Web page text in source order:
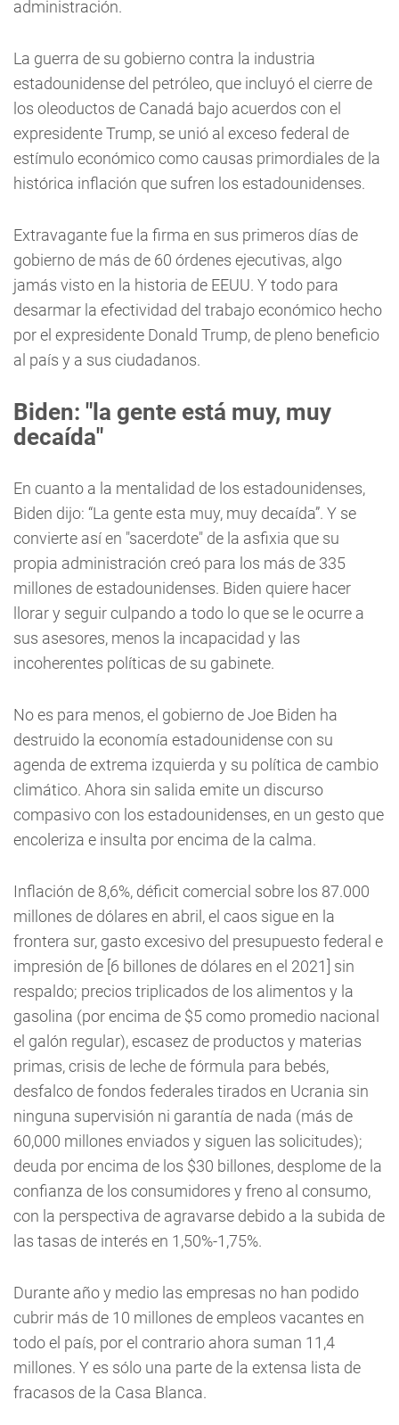
administración.
La guerra de su gobierno contra la industria
estadounidense del petróleo, que incluyó el cierre de
los oleoductos de Canadá bajo acuerdos con el
expresidente Trump, se unió al exceso federal de
estímulo económico como causas primordiales de la
histórica inflación que sufren los estadounidenses.
Extravagante fue la firma en sus primeros días de
gobierno de más de 60 órdenes ejecutivas, algo
jamás visto en la historia de EEUU. Y todo para
desarmar la efectividad del trabajo económico hecho
por el expresidente Donald Trump, de pleno beneficio
al país y a sus ciudadanos.
Biden: "la gente está muy, muy
decaída"
En cuanto a la mentalidad de los estadounidenses,
Biden dijo: “La gente esta muy, muy decaída”. Y se
convierte así en "sacerdote" de la asfixia que su
propia administración creó para los más de 335
millones de estadounidenses. Biden quiere hacer
llorar y seguir culpando a todo lo que se le ocurre a
sus asesores, menos la incapacidad y las
incoherentes políticas de su gabinete.
No es para menos, el gobierno de Joe Biden ha
destruido la economía estadounidense con su
agenda de extrema izquierda y su política de cambio
climático. Ahora sin salida emite un discurso
compasivo con los estadounidenses, en un gesto que
encoleriza e insulta por encima de la calma.
Inflación de 8,6%, déficit comercial sobre los 87.000
millones de dólares en abril, el caos sigue en la
frontera sur, gasto excesivo del presupuesto federal e
impresión de [6 billones de dólares en el 2021] sin
respaldo; precios triplicados de los alimentos y la
gasolina (por encima de $5 como promedio nacional
el galón regular), escasez de productos y materias
primas, crisis de leche de fórmula para bebés,
desfalco de fondos federales tirados en Ucrania sin
ninguna supervisión ni garantía de nada (más de
60,000 millones enviados y siguen las solicitudes);
deuda por encima de los $30 billones, desplome de la
confianza de los consumidores y freno al consumo,
con la perspectiva de agravarse debido a la subida de
las tasas de interés en 1,50%-1,75%.
Durante año y medio las empresas no han podido
cubrir más de 10 millones de empleos vacantes en
todo el país, por el contrario ahora suman 11,4
millones. Y es sólo una parte de la extensa lista de
fracasos de la Casa Blanca.